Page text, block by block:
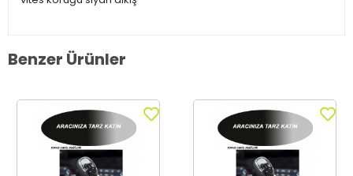
Benzer Ürünler